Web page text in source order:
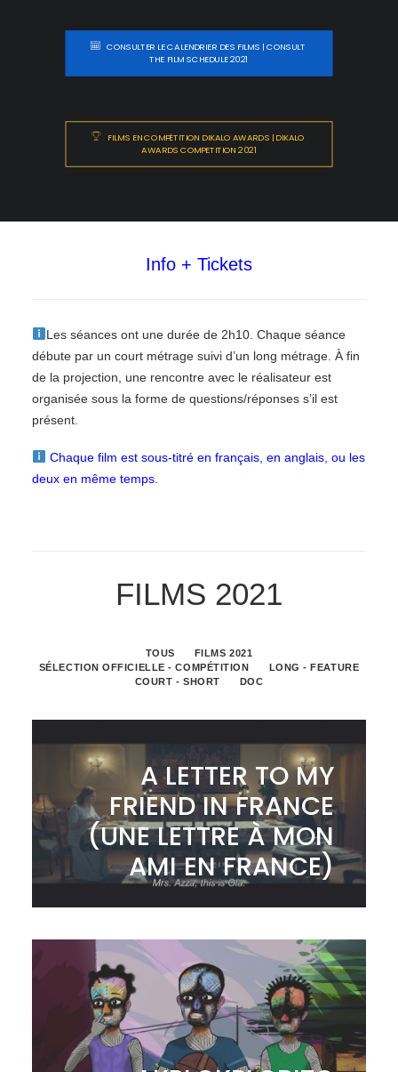
CONSULTER LE CALENDRIER DES FILMS | CONSULT
THE FILM SCHEDULE 2021
FILMS EN COMPÉTITION DIKALO AWARDS | DIKALO
AWARDS COMPETITION 2021
Info + Tickets
Les séances ont une durée de 2h10. Chaque séance
débute par un court métrage suivi d’un long métrage. À fin
de la projection, une rencontre avec le réalisateur est
organisée sous la forme de questions/réponses s’il est
présent.
Chaque film est sous-titré en français, en anglais, ou les
deux en même temps.
FILMS 2021
TOUS
FILMS 2021
SÉLECTION OFFICIELLE - COMPÉTITION
LONG - FEATURE
COURT - SHORT
DOC
A LETTER TO MY
FRIEND IN FRANCE
(UNE LETTRE À MON
AMI EN FRANCE)